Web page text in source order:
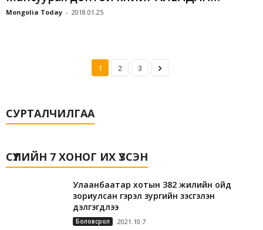
Mongolia Today - 2018.01.25
1 2 3
СУРТАЛЧИЛГАА
СҮҮЛИЙН 7 ХОНОГ ИХ ҮЗСЭН
Улаанбаатар хотын 382 жилийн ойд
зориулсан гэрэл зургийн үзэсгэлэн
дэлгэгдлээ
Боловсрол 2021.10.7